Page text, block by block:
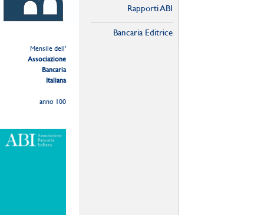
Mensile dell'
Associazione
Bancaria
Italiana
anno 100
Rapporti ABI
Bancaria Editrice